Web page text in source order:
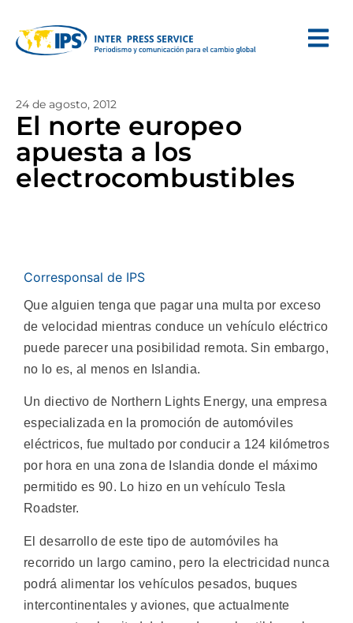
24 de agosto, 2012
El norte europeo
apuesta a los
electrocombustibles
Corresponsal de IPS
Que alguien tenga que pagar una multa por exceso
de velocidad mientras conduce un vehículo eléctrico
puede parecer una posibilidad remota. Sin embargo,
no lo es, al menos en Islandia.
Un diectivo de Northern Lights Energy, una empresa
especializada en la promoción de automóviles
eléctricos, fue multado por conducir a 124 kilómetros
por hora en una zona de Islandia donde el máximo
permitido es 90. Lo hizo en un vehículo Tesla
Roadster.
El desarrollo de este tipo de automóviles ha
recorrido un largo camino, pero la electricidad nunca
podrá alimentar los vehículos pesados, buques
intercontinentales y aviones, que actualmente